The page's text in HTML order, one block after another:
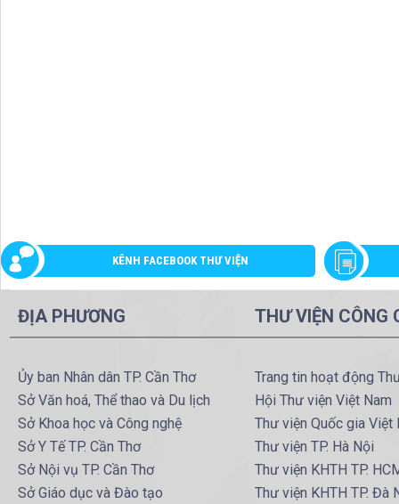
KÊNH FACEBOOK THƯ VIỆN
ĐỊA PHƯƠNG
Ủy ban Nhân dân TP. Cần Thơ
Sở Văn hoá, Thể thao và Du lịch
Sở Khoa học và Công nghệ
Sở Y Tế TP. Cần Thơ
Sở Nội vụ TP. Cần Thơ
Sở Giáo dục và Đào tạo
THƯ VIỆN CÔNG
Trang tin hoạt động
Hội Thư viện Việt Nam
Thư viện Quốc gia Việt
Thư viện TP. Hà Nội
Thư viện KHTH TP.
Thư viện KHTH TP. Đà